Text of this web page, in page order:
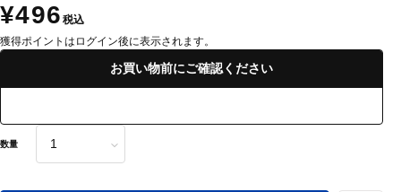
¥496 税込
獲得ポイントはログイン後に表示されます。
お買い物前にご確認ください
数量